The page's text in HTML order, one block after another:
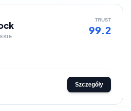
TRUST
99.2
Szczegóły